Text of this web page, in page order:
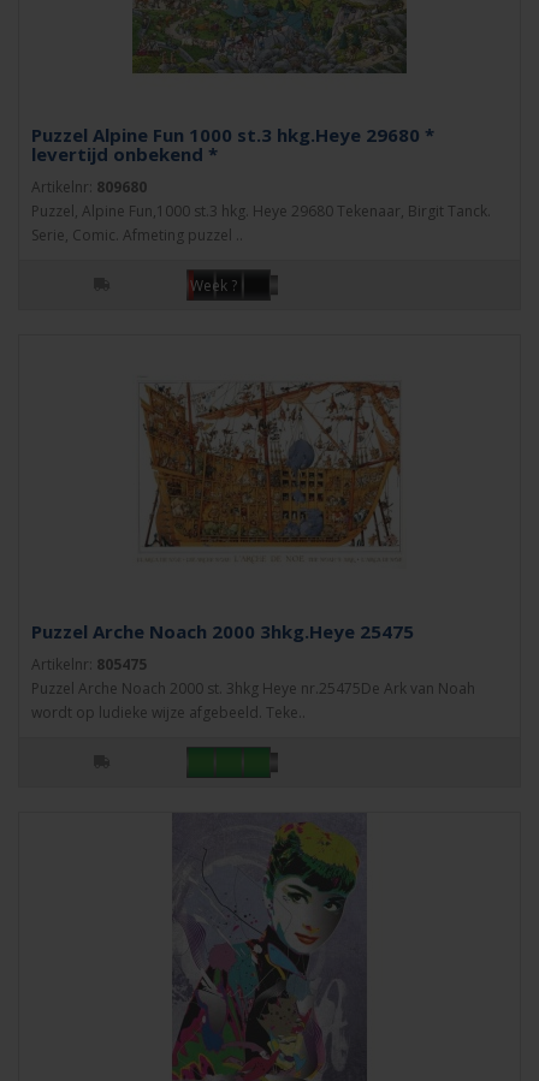
Puzzel Alpine Fun 1000 st.3 hkg.Heye 29680 *
levertijd onbekend *
Artikelnr: 809680
Puzzel, Alpine Fun,1000 st.3 hkg. Heye 29680 Tekenaar, Birgit Tanck.
Serie, Comic. Afmeting puzzel ..
Week ?
Puzzel Arche Noach 2000 3hkg.Heye 25475
Artikelnr: 805475
Puzzel Arche Noach 2000 st. 3hkg Heye nr.25475De Ark van Noah
wordt op ludieke wijze afgebeeld. Teke..